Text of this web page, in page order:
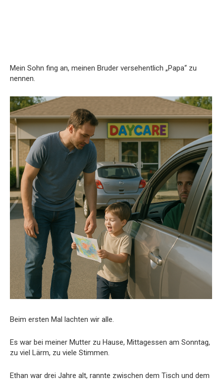
Mein Sohn fing an, meinen Bruder versehentlich „Papa“ zu
nennen.
Beim ersten Mal lachten wir alle.
Es war bei meiner Mutter zu Hause, Mittagessen am Sonntag,
zu viel Lärm, zu viele Stimmen.
Ethan war drei Jahre alt, rannte zwischen dem Tisch und dem